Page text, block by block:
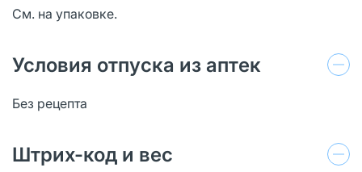
См. на упаковке.
Условия отпуска из аптек
Без рецепта
Штрих-код и вес